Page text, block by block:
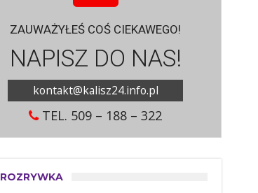
ZAUWAŻYŁEŚ COŚ CIEKAWEGO!
NAPISZ DO NAS!
kontakt@kalisz24.info.pl
TEL. 509 – 188 – 322
ROZRYWKA